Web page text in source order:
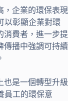
，企業的環保表現
以彰顯企業對環
消費者，進一步提
傳播中強調可持續
也是一個轉型升級
員工的環保意